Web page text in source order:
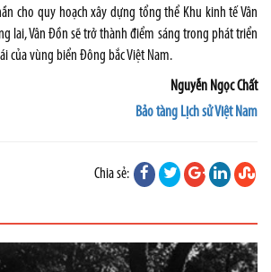
cho quy hoạch xây dựng tổng thể Khu kinh tế Vân
lai, Vân Đồn sẽ trở thành điểm sáng trong phát triển
của vùng biển Đông bắc Việt Nam.
Nguyễn Ngọc Chất
Bảo tàng Lịch sử Việt Nam
Chia sẻ: